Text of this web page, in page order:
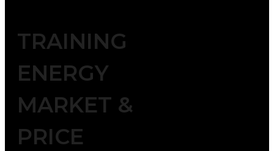
TRAINING
ENERGY
MARKET &
PRICE